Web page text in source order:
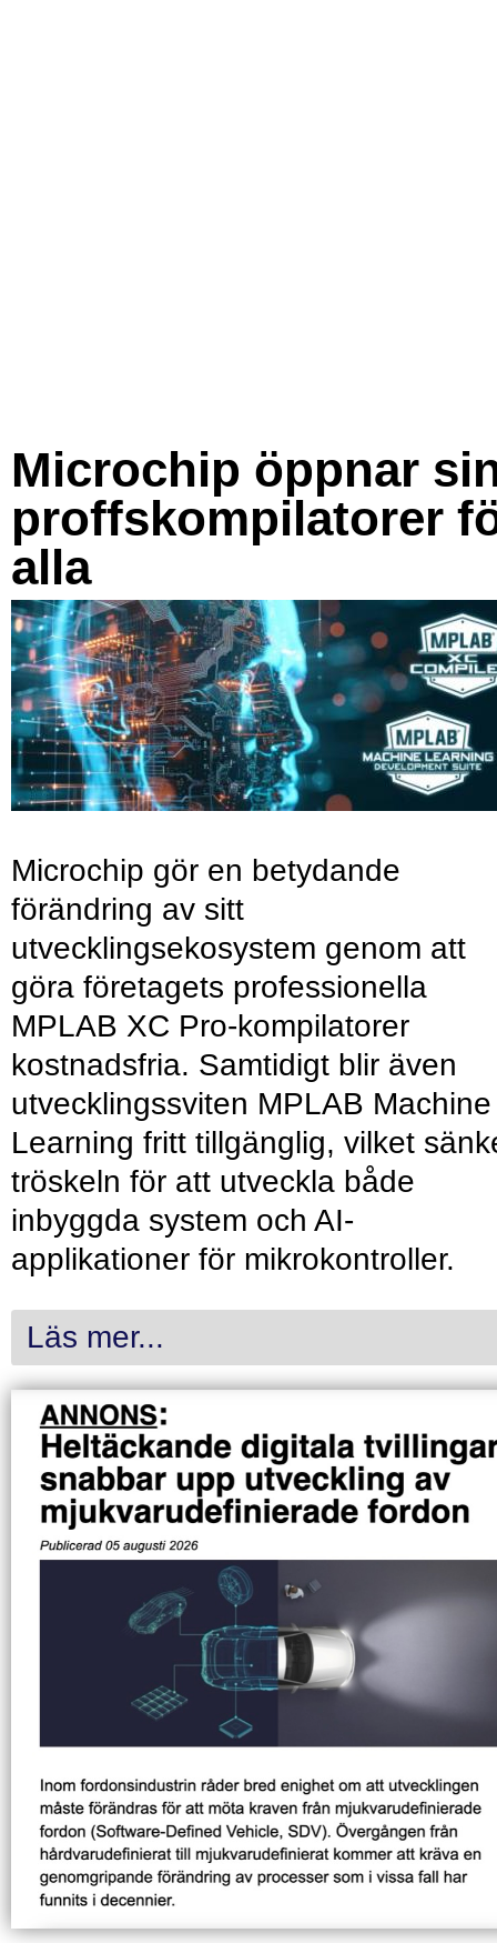
Microchip öppnar
proffskompilatorer
alla
Microchip gör en betydande
förändring av sitt
utvecklingsekosystem genom att
göra företagets professionella
MPLAB XC Pro-kompilatorer
kostnadsfria. Samtidigt blir även
utvecklingssviten MPLAB Machine
Learning fritt tillgänglig, vilket
tröskeln för att utveckla både
inbyggda system och AI-
applikationer för mikrokontroller.
Läs mer...